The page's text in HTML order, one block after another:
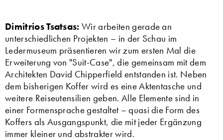
Dimitrios Tsatsas: Wir arbeiten gerade an
unterschiedlichen Projekten – in der Schau im
Ledermuseum präsentieren wir zum ersten Mal die
Erweiterung von "Suit-Case", die gemeinsam mit dem
Architekten David Chipperfield entstanden ist. Neben
dem bisherigen Koffer wird es eine Aktentasche und
weitere Reiseutensilien geben. Alle Elemente sind in
einer Formensprache gestaltet – quasi die Form des
Koffers als Ausgangspunkt, die mit jeder Ergänzung
immer kleiner und abstrakter wird.